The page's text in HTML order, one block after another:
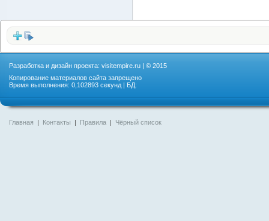
Разработка и дизайн проекта: visitempire.ru | © 2015
Копирование материалов сайта запрещено
Время выполнения: 0,102893 секунд | БД:
Главная | Контакты | Правила | Чёрный список